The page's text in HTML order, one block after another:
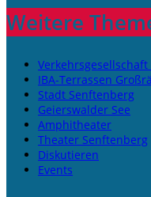
Weitere
IBA-Terrassen
Stadt Senftenberg
Geierswalder See
Amphitheater
Theater Senftenberg
Diskutieren
Events